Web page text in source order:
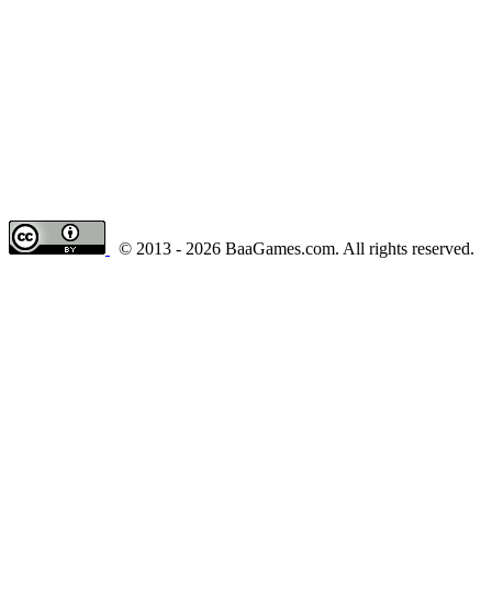
© 2013 - 2026 BaaGames.com. All rights reserved.